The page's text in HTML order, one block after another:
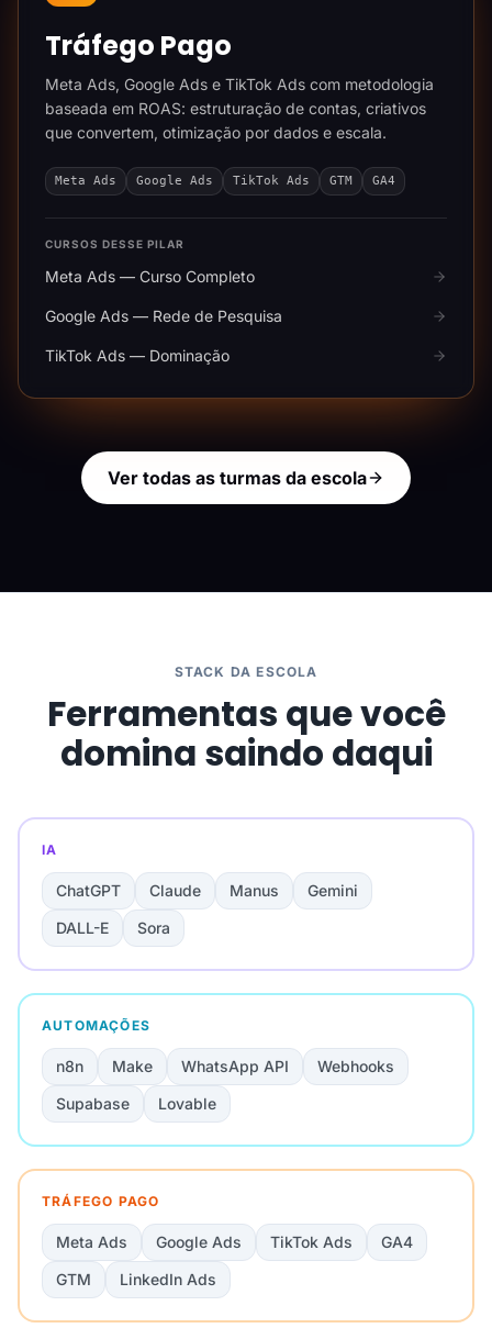
Tráfego Pago
Meta Ads, Google Ads e TikTok Ads com metodologia
baseada em ROAS: estruturação de contas, criativos
que convertem, otimização por dados e escala.
Meta Ads Google Ads TikTok Ads GTM GA4
CURSOS DESSE PILAR
Meta Ads — Curso Completo
Google Ads — Rede de Pesquisa
TikTok Ads — Dominação
Ver todas as turmas da escola
STACK DA ESCOLA
Ferramentas que você
domina saindo daqui
IA
ChatGPT Claude Manus
Gemini
DALL-E
Sora
AUTOMAÇÕES
n8n Make WhatsApp API
Webhooks
Supabase
Lovable
TRÁFEGO PAGO
Meta Ads Google Ads TikTok Ads
GA4
GTM
LinkedIn Ads